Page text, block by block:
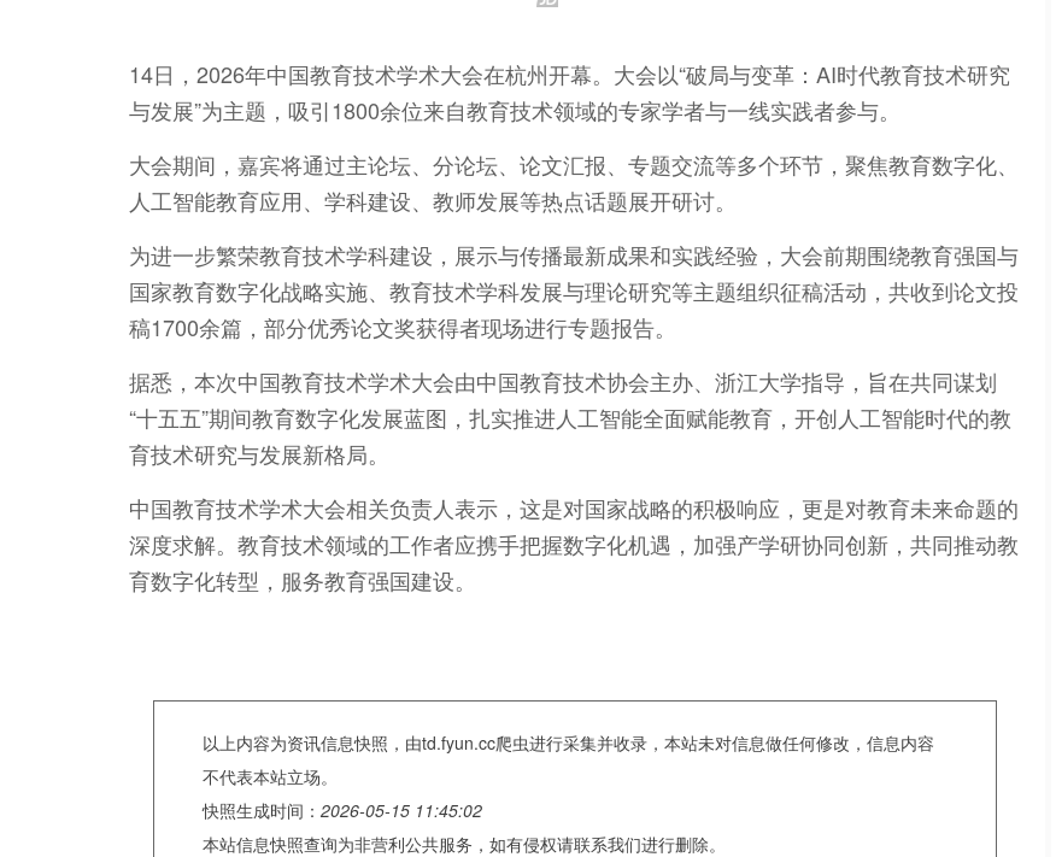
14日，2026年中国教育技术学术大会在杭州开幕。大会以“破局与变革：AI时代教育技术研究
与发展”为主题，吸引1800余位来自教育技术领域的专家学者与一线实践者参与。
大会期间，嘉宾将通过主论坛、分论坛、论文汇报、专题交流等多个环节，聚焦教育数字化、
人工智能教育应用、学科建设、教师发展等热点话题展开研讨。
为进一步繁荣教育技术学科建设，展示与传播最新成果和实践经验，大会前期围绕教育强国与
国家教育数字化战略实施、教育技术学科发展与理论研究等主题组织征稿活动，共收到论文投
稿1700余篇，部分优秀论文奖获得者现场进行专题报告。
据悉，本次中国教育技术学术大会由中国教育技术协会主办、浙江大学指导，旨在共同谋划
“十五五”期间教育数字化发展蓝图，扎实推进人工智能全面赋能教育，开创人工智能时代的教
育技术研究与发展新格局。
中国教育技术学术大会相关负责人表示，这是对国家战略的积极响应，更是对教育未来命题的
深度求解。教育技术领域的工作者应携手把握数字化机遇，加强产学研协同创新，共同推动教
育数字化转型，服务教育强国建设。
以上内容为资讯信息快照，由td.fyun.cc爬虫进行采集并收录，本站未对信息做任何修改，信息内容
不代表本站立场。
快照生成时间： 2026-05-15 11:45:02
本站信息快照查询为非营利公共服务，如有侵权请联系我们进行删除。